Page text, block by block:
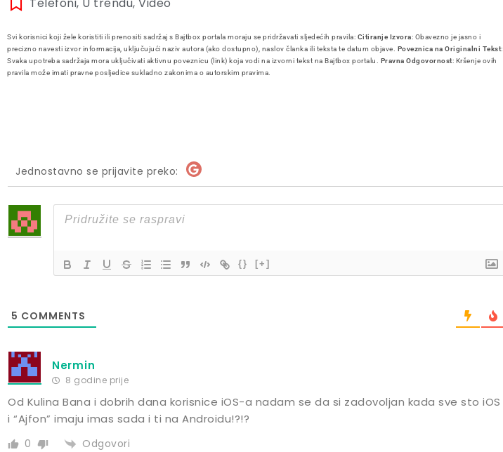
Svi korisnici koji žele koristiti ili prenositi sadržaj s Bajtbox portala moraju se pridržavati sljedećih pravila: Citiranje Izvora: Obavezno je jasno i
precizno navesti izvor informacija, uključujući naziv autora (ako dostupno), naslov članka ili teksta te datum objave. Poveznica na Originalni Tekst:
Svaka upotreba sadržaja mora uključivati aktivnu poveznicu (link) koja vodi na izvorni tekst na Bajtbox portalu. Pravna Odgovornost: Kršenje ovih
pravila može imati pravne posljedice sukladno zakonima o autorskim pravima.
Jednostavno se prijavite preko:
{} [+]
5 COMMENTS
Nermin
8 godine prije
Od Kulina Bana i dobrih dana korisnice iOS-a nadam se da si zadovoljan kada sve sto iOS
i “Ajfon” imaju imas sada i ti na Androidu!?!?
0 Odgovori